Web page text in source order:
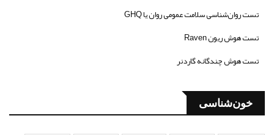
تست روان‌شناسی سلامت عمومی روان یا GHQ
تست هوش ریون Raven
تست هوش چندگانه گاردنر
خون‌شناسی